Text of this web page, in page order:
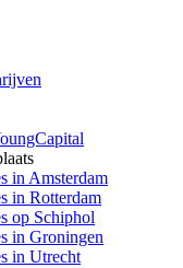
in Amsterdam
in Rotterdam
op Schiphol
in Groningen
in Utrecht